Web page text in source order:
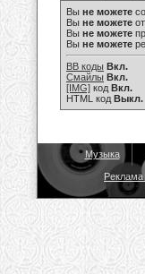
Вы не можете
Вы не можете
Вы не можете
Вы не можете
BB коды Вкл.
Смайлы Вкл.
[IMG] код Вкл.
HTML код Выкл.
Музыка
Реклама